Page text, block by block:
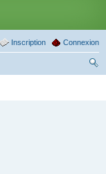
Connexion
Inscription